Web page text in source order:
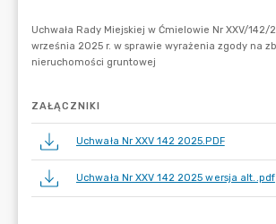
ZAŁĄCZNIKI
Uchwała Nr XXV 142 2025.PDF
Uchwała Nr XXV 142 2025 wersja alt..pdf